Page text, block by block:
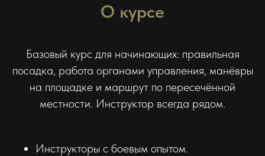
О курсе
Базовый курс для начинающих: правильная
посадка, работа органами управления, манёвры
на площадке и маршрут по пересечённой
местности. Инструктор всегда рядом.
Инструкторы с боевым опытом.